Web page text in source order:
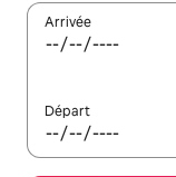
Arrivée
Départ